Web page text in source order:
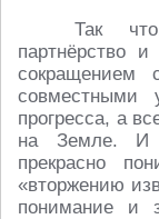
Так
партнёрство
сокращением
совместными
прогресса, а
на Земле. И
прекрасно
«вторжению
понимание и